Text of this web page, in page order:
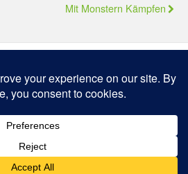
Mit Monstern Kämpfen
Zum Seitenanfang
Desktop